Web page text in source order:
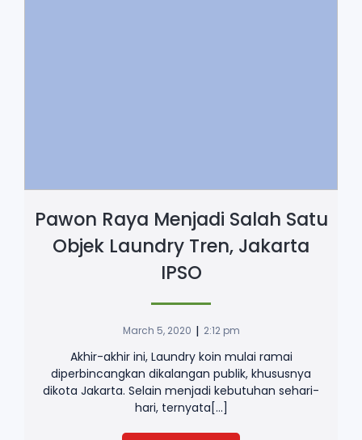
Pawon Raya Menjadi Salah Satu
Objek Laundry Tren, Jakarta
IPSO
March 5, 2020 | 2:12 pm
Akhir-akhir ini, Laundry koin mulai ramai
diperbincangkan dikalangan publik, khususnya
dikota Jakarta. Selain menjadi kebutuhan sehari-
hari, ternyata[…]